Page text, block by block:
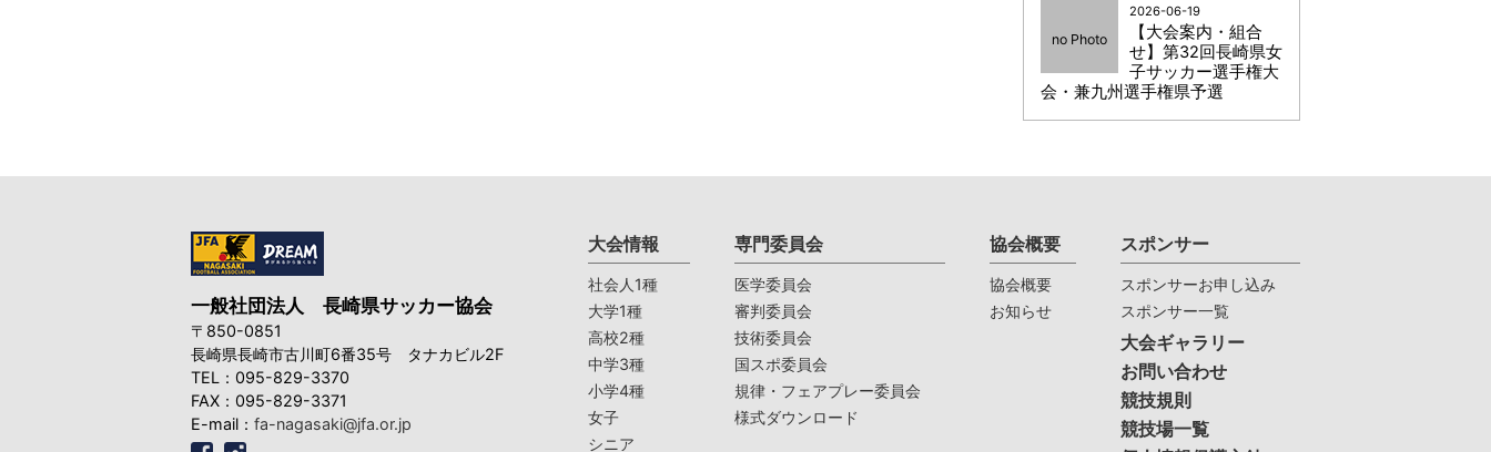
no Photo
2026-06-19
【大会案内・組合
せ】第32回長崎県女
子サッカー選手権大
会・兼九州選手権県予選
一般社団法人 長崎県サッカー協会
〒850-0851
長崎県長崎市古川町6番35号
タナカビル2F
TEL：095-829-3370
FAX：095-829-3371
E-mail： fa-nagasaki@jfa.or.jp
大会情報
社会人1種
大学1種
高校2種
中学3種
小学4種
女子
シニア
専門委員会
医学委員会
審判委員会
技術委員会
国スポ委員会
規律・フェアプレー委員会
様式ダウンロード
協会概要
協会概要
お知らせ
スポンサー
スポンサーお申し込み
スポンサー一覧
大会ギャラリー
お問い合わせ
競技規則
競技場一覧